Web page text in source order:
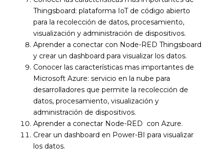
Thingsboard: plataforma IoT de código abierto
para la recolección de datos, procesamiento,
visualización y administración de dispositivos.
Aprender a conectar con Node-RED Thingsboard
y crear un dashboard para visualizar los datos.
Conocer las características mas importantes de
Microsoft Azure: servicio en la nube para
desarrolladores que permite la recolección de
datos, procesamiento, visualización y
administración de dispositivos.
Aprender a conectar Node-RED con Azure.
Crear un dashboard en Power-BI para visualizar
los datos.